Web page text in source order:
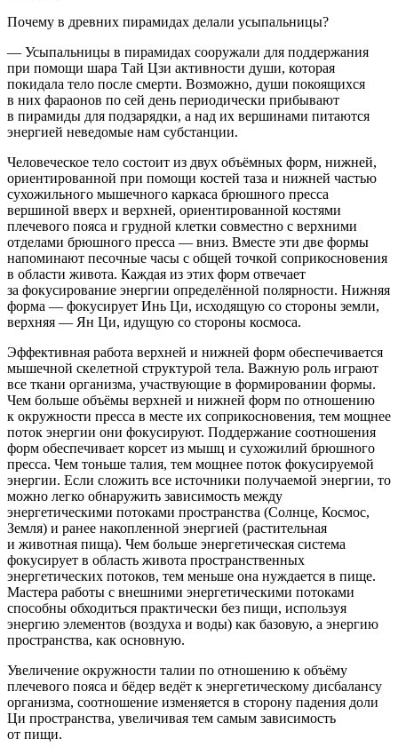
Почему в древних пирамидах делали усыпальницы?
— Усыпальницы в пирамидах сооружали для поддержания
при помощи шара Тай Цзи активности души, которая
покидала тело после смерти. Возможно, души покоящихся
в них фараонов по сей день периодически прибывают
в пирамиды для подзарядки, а над их вершинами питаются
энергией неведомые нам субстанции.
Человеческое тело состоит из двух объёмных форм, нижней,
ориентированной при помощи костей таза и нижней частью
сухожильного мышечного каркаса брюшного пресса
вершиной вверх и верхней, ориентированной костями
плечевого пояса и грудной клетки совместно с верхними
отделами брюшного пресса — вниз. Вместе эти две формы
напоминают песочные часы с общей точкой соприкосновения
в области живота. Каждая из этих форм отвечает
за фокусирование энергии определённой полярности. Нижняя
форма — фокусирует Инь Ци, исходящую со стороны земли,
верхняя — Ян Ци, идущую со стороны космоса.
Эффективная работа верхней и нижней форм обеспечивается
мышечной скелетной структурой тела. Важную роль играют
все ткани организма, участвующие в формировании формы.
Чем больше объёмы верхней и нижней форм по отношению
к окружности пресса в месте их соприкосновения, тем мощнее
поток энергии они фокусируют. Поддержание соотношения
форм обеспечивает корсет из мышц и сухожилий брюшного
пресса. Чем тоньше талия, тем мощнее поток фокусируемой
энергии. Если сложить все источники получаемой энергии, то
можно легко обнаружить зависимость между
энергетическими потоками пространства (Солнце, Космос,
Земля) и ранее накопленной энергией (растительная
и животная пища). Чем больше энергетическая система
фокусирует в область живота пространственных
энергетических потоков, тем меньше она нуждается в пище.
Мастера работы с внешними энергетическими потоками
способны обходиться практически без пищи, используя
энергию элементов (воздуха и воды) как базовую, а энергию
пространства, как основную.
Увеличение окружности талии по отношению к объёму
плечевого пояса и бёдер ведёт к энергетическому дисбалансу
организма, соотношение изменяется в сторону падения доли
Ци пространства, увеличивая тем самым зависимость
от пищи.